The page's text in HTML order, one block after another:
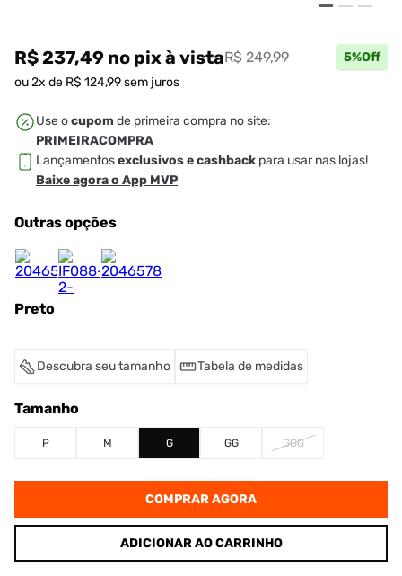
R$ 237,49 no pixà vistaR$ 249,99 5%Off
ou2x de R$ 124,99sem juros
Use ocupom de primeira compra no site:
PRIMEIRACOMPRA
Lançamentosexclusivos e cashback para usar nas lojas!
Baixe agora o App MVP
Outras opções
Preto
Descubra seu tamanho Tabela de medidas
Tamanho
P M G GG GGG
COMPRAR AGORA
ADICIONAR AO CARRINHO